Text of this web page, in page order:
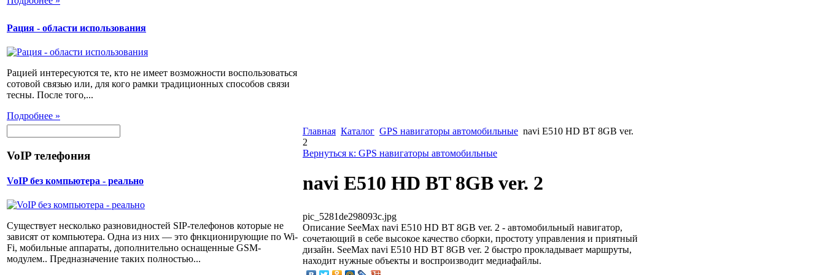
Рация - области использования
Рацией интересуются те, кто не имеет возможности воспользоваться
сотовой связью или, для кого рамки традиционных способов связи
тесны. После того,...
Подробнее »
VoIP телефония
VoIP без компьютера - реально
Существует несколько разновидностей SIP-телефонов которые не
зависят от компьютера. Одна из них — это фнкционирующие по Wi-
Fi, мобильные аппараты, дополнительно оснащенные GSM-
модулем.. Предназначение таких полностью...
Главная Каталог GPS навигаторы автомобильные navi E510 HD BT 8GB ver.
2
Вернуться к: GPS навигаторы автомобильные
navi E510 HD BT 8GB ver. 2
pic_5281de298093c.jpg
Описание SeeMax navi E510 HD BT 8GB ver. 2 - автомобильный навигатор,
сочетающий в себе высокое качество сборки, простоту управления и приятный
дизайн. SeeMax navi E510 HD BT 8GB ver. 2 быстро прокладывает маршруты,
находит нужные объекты и воспроизводит медиафайлы.